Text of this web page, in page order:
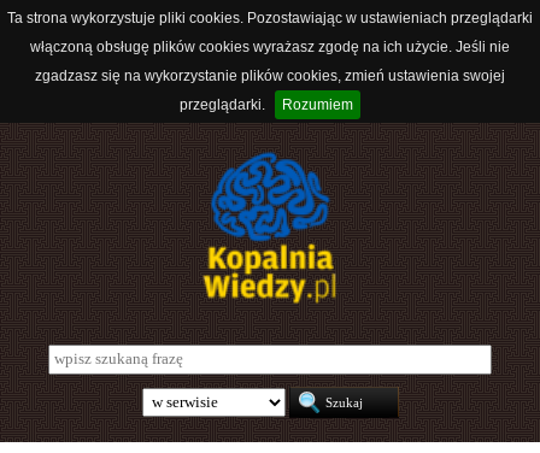
Ta strona wykorzystuje pliki cookies. Pozostawiając w ustawieniach przeglądarki
włączoną obsługę plików cookies wyrażasz zgodę na ich użycie. Jeśli nie
zgadzasz się na wykorzystanie plików cookies, zmień ustawienia swojej
przeglądarki.
Rozumiem